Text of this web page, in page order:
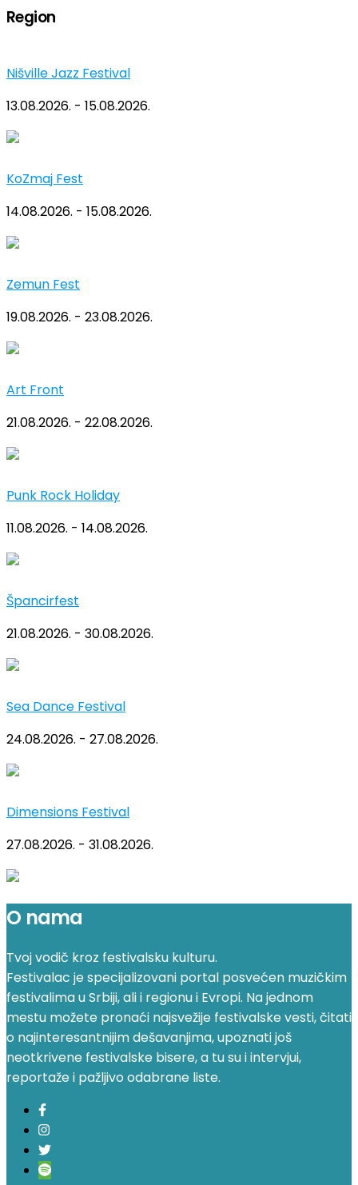
Region
Nišville Jazz Festival
13.08.2026. - 15.08.2026.
KoZmaj Fest
14.08.2026. - 15.08.2026.
Zemun Fest
19.08.2026. - 23.08.2026.
Art Front
21.08.2026. - 22.08.2026.
Punk Rock Holiday
11.08.2026. - 14.08.2026.
Špancirfest
21.08.2026. - 30.08.2026.
Sea Dance Festival
24.08.2026. - 27.08.2026.
Dimensions Festival
27.08.2026. - 31.08.2026.
O nama
Tvoj vodič kroz festivalsku kulturu.
Festivalac je specijalizovani portal posvećen muzičkim
festivalima u Srbiji, ali i regionu i Evropi. Na jednom
mestu možete pronaći najsvežije festivalske vesti, čitati
o najinteresantnijim dešavanjima, upoznati još
neotkrivene festivalske bisere, a tu su i intervjui,
reportaže i pažljivo odabrane liste.